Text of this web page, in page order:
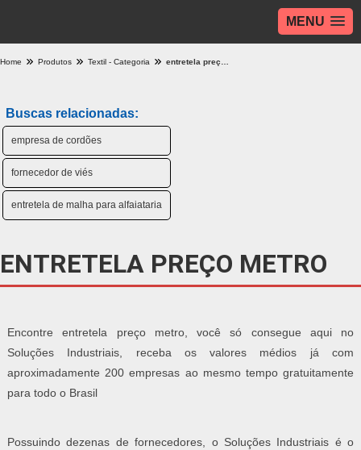
MENU
Home Produtos Textil - Categoria
Buscas relacionadas:
empresa de cordões
fornecedor de viés
entretela de malha para alfaiataria
ENTRETELA PREÇO METRO
Encontre entretela preço metro, você só consegue aqui no
Soluções Industriais, receba os valores médios já com
aproximadamente 200 empresas ao mesmo tempo gratuitamente
para todo o Brasil
Possuindo dezenas de fornecedores, o Soluções Industriais é o